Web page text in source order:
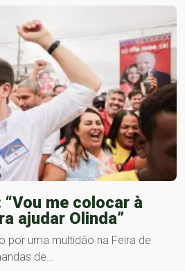
me colocar à
ajudar Olinda”
por uma multidão na Feira de
de…